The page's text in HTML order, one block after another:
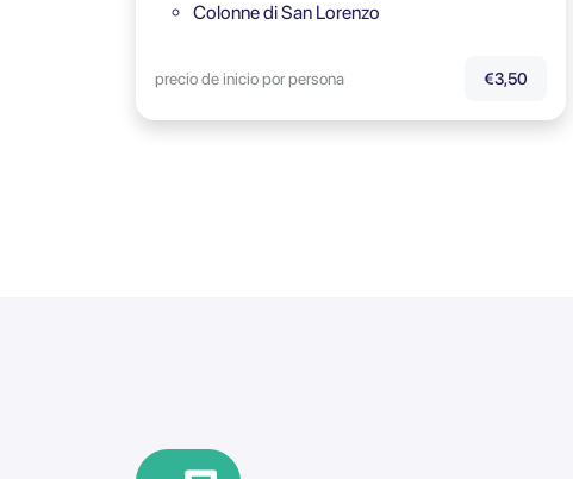
Colonne di San Lorenzo
precio de inicio por persona €3,50